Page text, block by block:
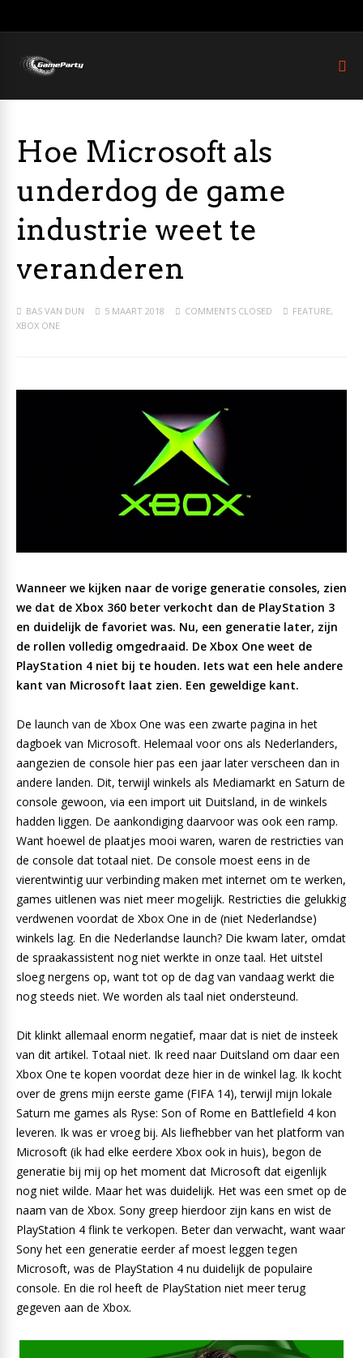
Hoe Microsoft als
underdog de game
industrie weet te
veranderen
BAS VAN DUN 5 MAART 2018 COMMENTS CLOSED FEATURE,
XBOX ONE
Wanneer we kijken naar de vorige generatie consoles, zien
we dat de Xbox 360 beter verkocht dan de PlayStation 3
en duidelijk de favoriet was. Nu, een generatie later, zijn
de rollen volledig omgedraaid. De Xbox One weet de
PlayStation 4 niet bij te houden. Iets wat een hele andere
kant van Microsoft laat zien. Een geweldige kant.
De launch van de Xbox One was een zwarte pagina in het
dagboek van Microsoft. Helemaal voor ons als Nederlanders,
aangezien de console hier pas een jaar later verscheen dan in
andere landen. Dit, terwijl winkels als Mediamarkt en Saturn de
console gewoon, via een import uit Duitsland, in de winkels
hadden liggen. De aankondiging daarvoor was ook een ramp.
Want hoewel de plaatjes mooi waren, waren de restricties van
de console dat totaal niet. De console moest eens in de
vierentwintig uur verbinding maken met internet om te werken,
games uitlenen was niet meer mogelijk. Restricties die gelukkig
verdwenen voordat de Xbox One in de (niet Nederlandse)
winkels lag. En die Nederlandse launch? Die kwam later, omdat
de spraakassistent nog niet werkte in onze taal. Het uitstel
sloeg nergens op, want tot op de dag van vandaag werkt die
nog steeds niet. We worden als taal niet ondersteund.
Dit klinkt allemaal enorm negatief, maar dat is niet de insteek
van dit artikel. Totaal niet. Ik reed naar Duitsland om daar een
Xbox One te kopen voordat deze hier in de winkel lag. Ik kocht
over de grens mijn eerste game (FIFA 14), terwijl mijn lokale
Saturn me games als Ryse: Son of Rome en Battlefield 4 kon
leveren. Ik was er vroeg bij. Als liefhebber van het platform van
Microsoft (ik had elke eerdere Xbox ook in huis), begon de
generatie bij mij op het moment dat Microsoft dat eigenlijk
nog niet wilde. Maar het was duidelijk. Het was een smet op de
naam van de Xbox. Sony greep hierdoor zijn kans en wist de
PlayStation 4 flink te verkopen. Beter dan verwacht, want waar
Sony het een generatie eerder af moest leggen tegen
Microsoft, was de PlayStation 4 nu duidelijk de populaire
console. En die rol heeft de PlayStation niet meer terug
gegeven aan de Xbox.